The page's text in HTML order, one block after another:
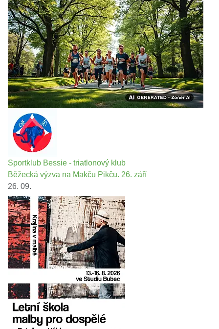
Sportklub Bessie - triatlonový klub
Běžecká výzva na Makču Pikču. 26. září
26. 09.